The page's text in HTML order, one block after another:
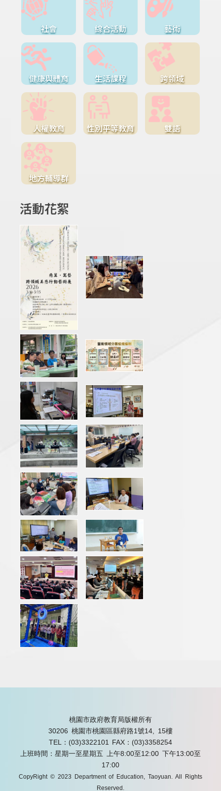
社會 綜合活動 藝術
健康與體育 生活課程 跨領域
人權教育 性別平等教育 雙語
地方輔導群
活動花絮
桃園市政府教育局版權所有
30206 桃園市桃園區縣府路1號14, 15樓
TEL：(03)3322101
FAX：(03)3358254
上班時間：星期一至星期五 上午8:00至12:00 下午13:00至
17:00
CopyRight © 2023 Department of Education, Taoyuan. All Rights
Reserved.